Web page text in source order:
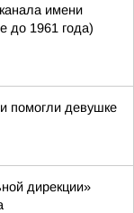
имени
до 1961 года)
помогли девушке
дирекции»